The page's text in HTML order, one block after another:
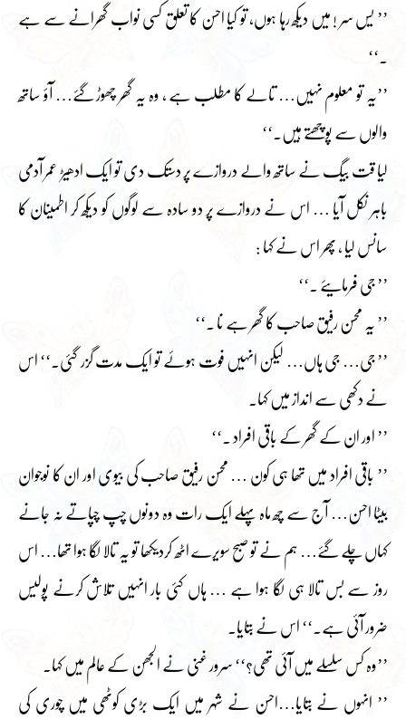
’’ یس سر ! میں دیکھ رہا ہوں، تو کیا احسن کا تعلق کسی نواب گھرانے سے ہے
۔‘‘
’’یہ تو معلوم نہیں… تالے کا مطلب ہے ، وہ یہ گھر چھوڑ گئے… آؤ ساتھ
والوں سے پوچھتے ہیں۔‘‘
لیا قت بیگ نے ساتھ والے دروازے پر دستک دی تو ایک ادھیڑ عمر آدمی
باہر نکل آیا … اس نے دروازے پر دو سادہ سے لوگوں کو دیکھ کر اطمینان کا
سانس لیا ، پھر اس نے کہا :
’’ جی فرمایئے ۔‘‘
’’ یہ محسن رفیق صاحب کا گھر ہے نا ۔‘‘
’’ جی… جی ہاں… لیکن انہیں فوت ہوئے تو ایک مدت گزر گئی۔‘‘ اس
نے دکھی سے انداز میں کہا۔
’’ اور ان کے گھر کے باقی افراد ۔‘‘
’’ باقی افراد میں تھا ہی کون … محسن رفیق صاحب کی بیوی اور ان کا نوجوان
بیٹا احسن… آج سے چھ ماہ پہلے ایک رات وہ دونوں چپ چپاتے نہ جانے
کہاں چلے گئے… ہم نے تو صبح سویرے اٹھ کردیکھا تو یہ تالا لگا ہوا تھا… اس
روز سے بس تالا ہی لگا ہوا ہے … ہاں کئی بار انہیں تلاش کرنے پولیس
ضرور آئی ہے۔‘‘ اس نے بتایا۔
’’وہ کس سلسلے میں آئی تھی؟‘‘ سرور غنی نے الجھن کے عالم میں کہا۔
’’ انہوں نے بتایا…احسن نے شہر میں ایک بڑی کوٹھی میں چوری کی